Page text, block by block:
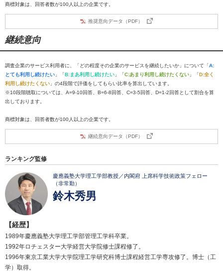
商標対象は、回答者数が100人以上の企業です。
推奨意向データ（PDF）
継続意向
調査企業のサービス利用者に、「どの程度その企業のサービスを継続したいか」について「A:
とても利用し続けたい 」「B:まあ利用し続けたい 」「C:あまり利用し続けたくない 」「D:全く
利用し続けたくない 」の4段階で評価をしてもらい比率を算出しています。
※10段階聴取については、A=9-10回答、B=6-8回答、C=3-5回答、D=1-2回答として割合を算
出しております。
商標対象は、回答者数が100人以上の企業です。
継続意向データ（PDF）
ランキング監修
慶應義塾大学理工学部教授／内閣府 上席科学技術政策フェロー
（非常勤）
鈴木秀男
【経歴】
1989年慶應義塾大学理工学部管理工学科卒業。
1992年ロチェスター大学経営大学院修士課程修了。
1996年東京工業大学大学院理工学研究科博士課程経営工学専攻修了。博士（工
学）取得。